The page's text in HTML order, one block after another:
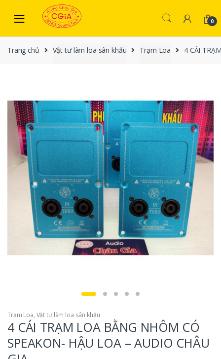
Skip to navigation
0
Trang chủ Vật tư làm loa sân khấu Trạm Loa 4 CÁI
Trạm Loa, Vật tư làm loa sân khấu
4 CÁI TRẠM LOA BẰNG NHÔM CÓ
SPEAKON- HẬU LOA – AUDIO CHÂU